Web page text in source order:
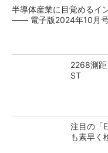
半導体産業に目覚めるイ
―― 電子版2024年10月
2268測距
ST
注目の「
も素早く